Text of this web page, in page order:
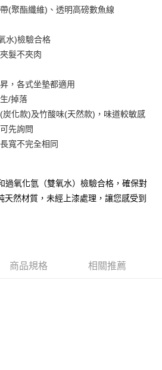
以上)免運費
運費另計)
(聚酯纖維)、透明高磅數魚線
水)檢驗合格
髮不夾肉
，各式坐墊都適用
/掉落
化款)及竹酸味(天然款)，味道較敏感
先詢問
寬不完全相同
過氧化氫（雙氧水）檢驗合格，確保對
天然材質，未經上漆處理，讓您感受到
商品規格 相關推薦